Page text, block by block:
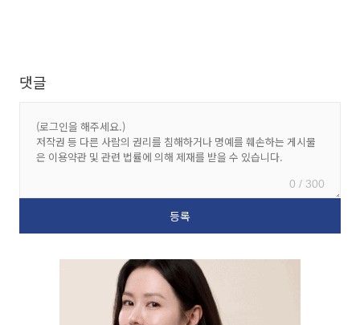
댓글
0 / 300